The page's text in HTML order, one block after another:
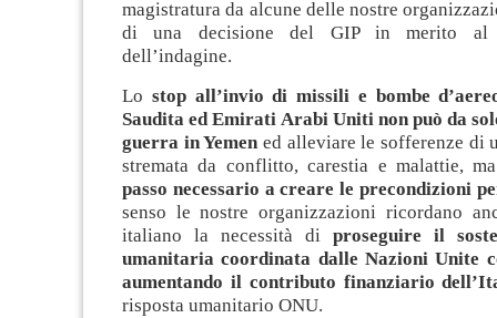
magistratura da alcune delle nostre
di una decisione del GIP in merito al
dell’indagine.
Lo stop all’invio di missili e bombe
Saudita ed Emirati Arabi Uniti non può da
guerra in Yemened alleviare le sofferenze di
stremata da conflitto, carestia e malattie,
passo necessario a creare le precondizioni
senso le nostre organizzazioni ricordano
italiano la necessità di proseguire il
umanitaria coordinata dalle Nazioni Unite
aumentando il contributo finanziario
risposta umanitario ONU.